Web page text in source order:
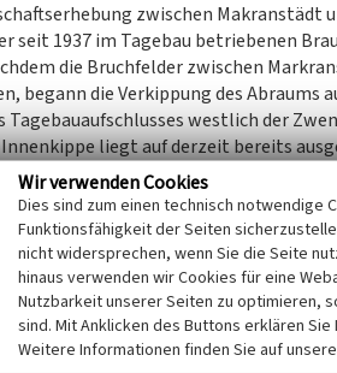
zwischen Makranstädt
seit 1937 im Tagebau betriebenen
die Bruchfelder zwischen
begann die Verkippung des Abraums
westlich der
liegt auf derzeit bereits
Abbaufeldes Kulkwitz.
auch als Aschelagerplatz genutzt.
umfasst ein Gebiet von etwa 110
Nutzung und Wegeführung in
ist die in einem Knick über die
Als Zeuge der Kohlenförderung über
Bedeutung. Die bewaldete und
Wir verwenden Cookies
Dies sind zum einen technisch notwendige
Funktionsfähigkeit der Seiten
nicht widersprechen, wenn Sie die Seite
hinaus verwenden wir Cookies für eine
Nutzbarkeit unserer Seiten zu optimieren,
sind. Mit Anklicken des Buttons erklären Sie
Weitere Informationen finden Sie auf